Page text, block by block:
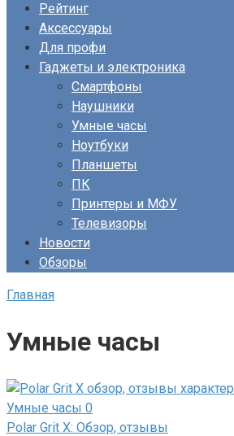
Рейтинг
Аксессуары
Для профи
Гаджеты и электроника
Смартфоны
Наушники
Умные часы
Ноутбуки
Планшеты
ПК
Принтеры и МФУ
Телевизоры
Новости
Обзоры
Главная
Умные часы
Умные часы 0
Polar Grit X: Обзор, отзывы